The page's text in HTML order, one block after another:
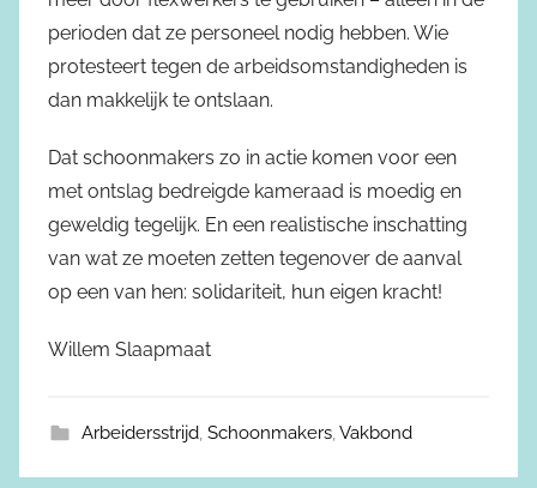
perioden dat ze personeel nodig hebben. Wie
protesteert tegen de arbeidsomstandigheden is
dan makkelijk te ontslaan.
Dat schoonmakers zo in actie komen voor een
met ontslag bedreigde kameraad is moedig en
geweldig tegelijk. En een realistische inschatting
van wat ze moeten zetten tegenover de aanval
op een van hen: solidariteit, hun eigen kracht!
Willem Slaapmaat
Arbeidersstrijd, Schoonmakers,Vakbond